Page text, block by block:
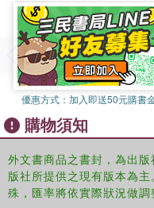
優惠方式： 加入即送50元購書
購物須知
外文書商品之書封，為出
版社所提供之現有版本為
殊，匯率將依實際狀況做調